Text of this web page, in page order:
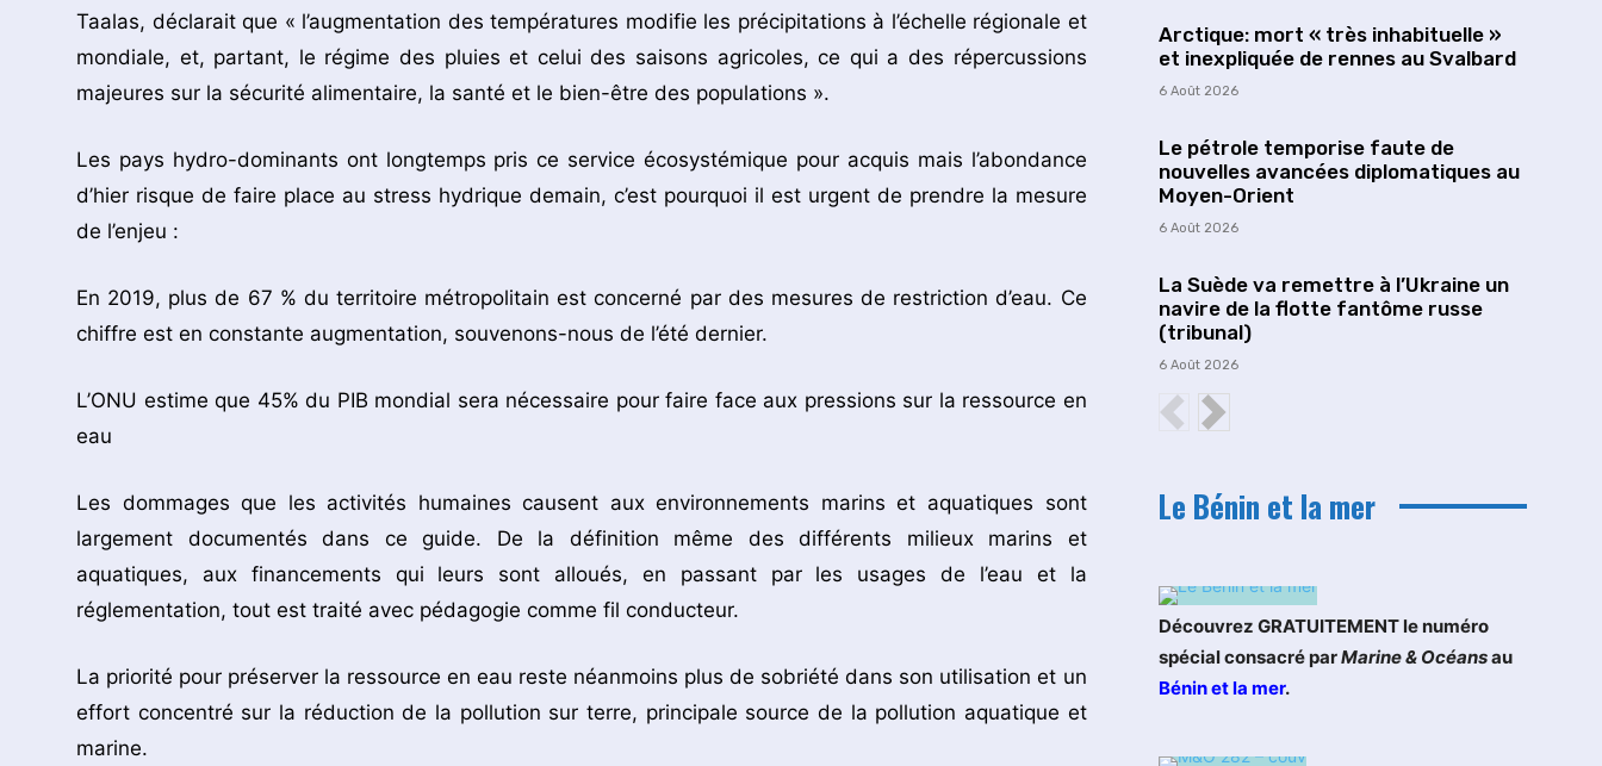
Taalas, déclarait que « l’augmentation des températures modifie les précipitations à l’échelle régionale et
mondiale, et, partant, le régime des pluies et celui des saisons agricoles, ce qui a des répercussions
majeures sur la sécurité alimentaire, la santé et le bien-être des populations ».
Les pays hydro-dominants ont longtemps pris ce service écosystémique pour acquis mais l’abondance
d’hier risque de faire place au stress hydrique demain, c’est pourquoi il est urgent de prendre la mesure
de l’enjeu :
En 2019, plus de 67 % du territoire métropolitain est concerné par des mesures de restriction d’eau. Ce
chiffre est en constante augmentation, souvenons-nous de l’été dernier.
L’ONU estime que 45% du PIB mondial sera nécessaire pour faire face aux pressions sur la ressource en
eau
Les dommages que les activités humaines causent aux environnements marins et aquatiques sont
largement documentés dans ce guide. De la définition même des différents milieux marins et
aquatiques, aux financements qui leurs sont alloués, en passant par les usages de l’eau et la
réglementation, tout est traité avec pédagogie comme fil conducteur.
La priorité pour préserver la ressource en eau reste néanmoins plus de sobriété dans son utilisation et un
effort concentré sur la réduction de la pollution sur terre, principale source de la pollution aquatique et
marine.
Arctique: mort « très inhabituelle »
et inexpliquée de rennes au Svalbard
6 Août 2026
Le pétrole temporise faute de
nouvelles avancées diplomatiques au
Moyen-Orient
6 Août 2026
La Suède va remettre à l’Ukraine un
navire de la flotte fantôme russe
(tribunal)
6 Août 2026
Le Bénin et la mer
Découvrez GRATUITEMENT le numéro
spécial consacré parMarine & Océansau
Bénin et la mer.